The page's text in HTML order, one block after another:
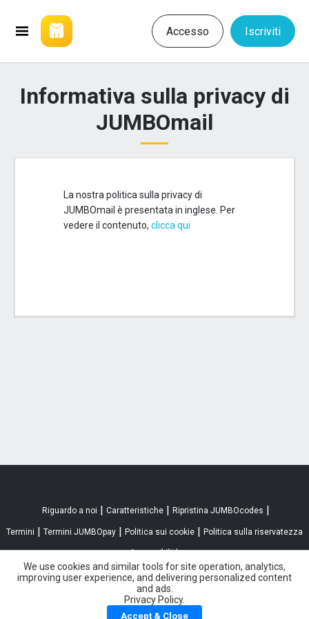
Accesso Iscriviti
Informativa sulla privacy di
JUMBOmail
La nostra politica sulla privacy di
JUMBOmail è presentata in inglese. Per
vedere il contenuto,clicca qui
Riguardo a noi | Caratteristiche | Ripristina JUMBOcodes |
Termini | Termini JUMBOpay | Politica sui cookie | Politica sulla riservatezza
Accessibilità
We use cookies and similar tools for site operation, analytics,
improving user experience, and delivering personalized content
and ads.
Privacy Policy.
Accept & Close